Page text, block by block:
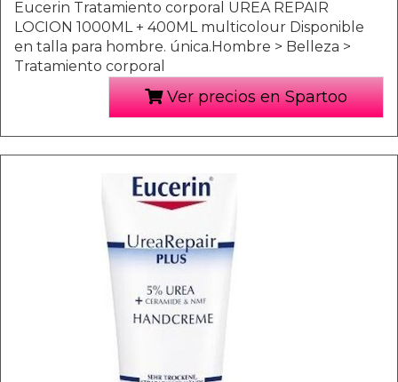
Eucerin Tratamiento corporal UREA REPAIR
LOCION 1000ML + 400ML multicolour Disponible
en talla para hombre. única.Hombre > Belleza >
Tratamiento corporal
Ver precios en Spartoo